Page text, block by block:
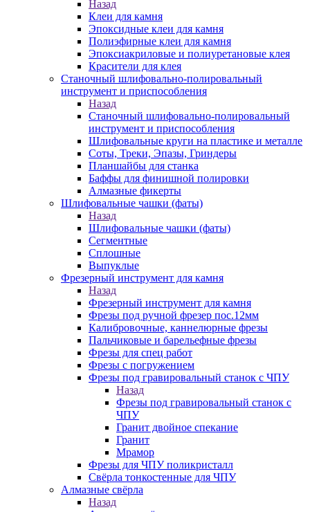
Назад
Клеи для камня
Эпоксидные клеи для камня
Полиэфирные клеи для камня
Эпоксиакриловые и полиуретановые клея
Красители для клея
Станочный шлифовально-полировальный
инструмент и приспособления
Назад
Станочный шлифовально-полировальный
инструмент и приспособления
Шлифовальные круги на пластике и металле
Соты, Треки, Эпазы, Гриндеры
Планшайбы для станка
Баффы для финишной полировки
Алмазные фикерты
Шлифовальные чашки (фаты)
Назад
Шлифовальные чашки (фаты)
Сегментные
Сплошные
Выпуклые
Фрезерный инструмент для камня
Назад
Фрезерный инструмент для камня
Фрезы под ручной фрезер пос.12мм
Калибровочные, каннелюрные фрезы
Пальчиковые и барельефные фрезы
Фрезы для спец работ
Фрезы с погружением
Фрезы под гравировальный станок с ЧПУ
Назад
Фрезы под гравировальный станок с
ЧПУ
Гранит двойное спекание
Гранит
Мрамор
Фрезы для ЧПУ поликристалл
Свёрла тонкостенные для ЧПУ
Алмазные свёрла
Назад